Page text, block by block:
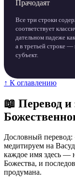
Прачодаят
Все три строки
соответствует
дательном падеже
а в третьей строке
субъект.
↑ К оглавлению
📖 Перевод и
Дословный
медитируем на
каждое имя здесь —
Божества, и
продумана.